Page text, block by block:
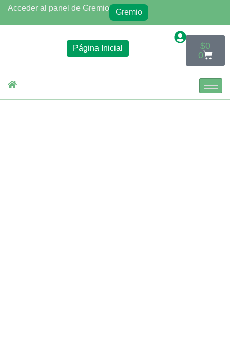
Acceder al panel de Gremio Gremio
Página Inicial $0
0